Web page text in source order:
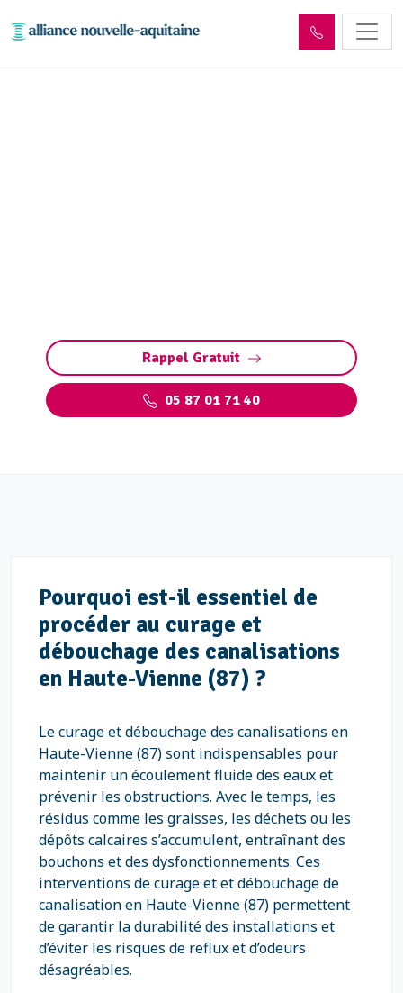
Rappel Gratuit
05 87 01 71 40
Pourquoi est-il essentiel de
procéder au curage et
débouchage des canalisations
en Haute-Vienne (87) ?
Le curage et débouchage des canalisations en
Haute-Vienne (87) sont indispensables pour
maintenir un écoulement fluide des eaux et
prévenir les obstructions. Avec le temps, les
résidus comme les graisses, les déchets ou les
dépôts calcaires s’accumulent, entraînant des
bouchons et des dysfonctionnements. Ces
interventions de curage et et débouchage de
canalisation en Haute-Vienne (87) permettent
de garantir la durabilité des installations et
d’éviter les risques de reflux et d’odeurs
désagréables.